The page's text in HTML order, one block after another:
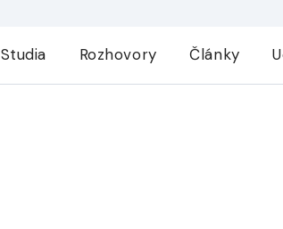
Studia Rozhovory Články